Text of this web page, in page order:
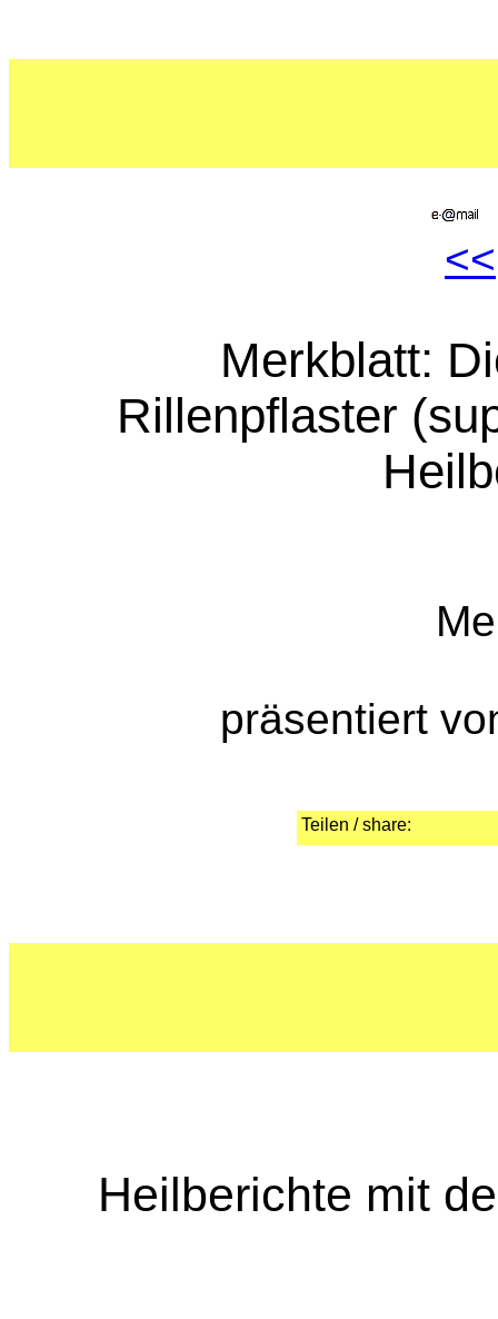
<<
Merkblatt:
Rillenpflaster
präsentiert
Teilen / share:
Heilberichte mit